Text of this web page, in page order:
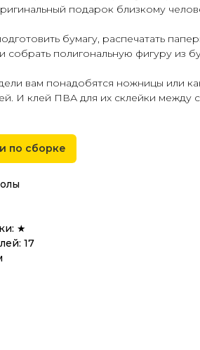
подарок близкому
бумагу, распечатать
собрать полигональную фигуру из
вам понадобятся ножницы или
И клей ПВА для их склейки между
по сборке
★
17